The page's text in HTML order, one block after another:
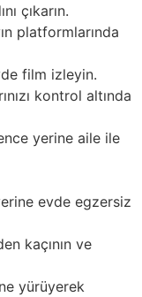
çıkarın.
platformlarında
film izleyin.
kontrol altında
yerine aile ile
evde egzersiz
kaçının ve
yürüyerek